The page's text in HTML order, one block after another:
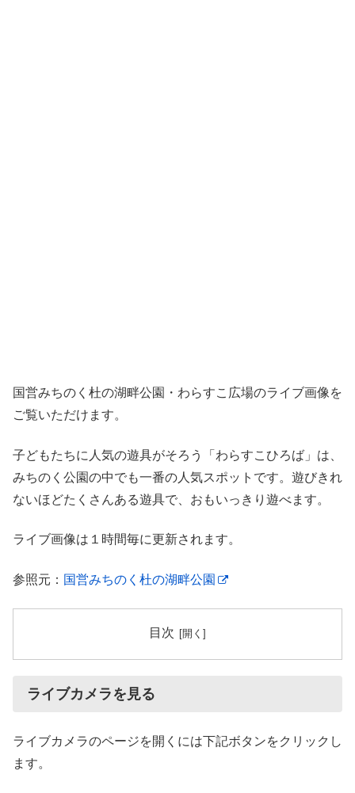
国営みちのく杜の湖畔公園・わらすこ広場のライブ画像を
ご覧いただけます。
子どもたちに人気の遊具がそろう「わらすこひろば」は、
みちのく公園の中でも一番の人気スポットです。遊びきれ
ないほどたくさんある遊具で、おもいっきり遊べます。
ライブ画像は１時間毎に更新されます。
参照元： 国営みちのく杜の湖畔公園
目次
ライブカメラを見る
ライブカメラのページを開くには下記ボタンをクリックし
ます。